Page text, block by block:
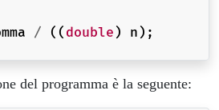
/ (( double ) n );
del programma è la seguente: